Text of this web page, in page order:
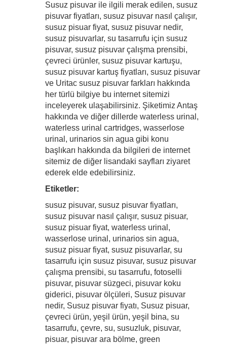
Susuz pisuvar ile ilgili merak edilen, susuz
pisuvar fiyatları, susuz pisuvar nasıl çalışır,
susuz pisuar fiyat, susuz pisuvar nedir,
susuz pisuvarlar, su tasarrufu için susuz
pisuvar, susuz pisuvar çalışma prensibi,
çevreci ürünler, susuz pisuvar kartuşu,
susuz pisuvar kartuş fiyatları, susuz pisuvar
ve Uritac susuz pisuvar farkları hakkında
her türlü bilgiye bu internet sitemizi
inceleyerek ulaşabilirsiniz. Şiketimiz Antaş
hakkında ve diğer dillerde waterless urinal,
waterless urinal cartridges, wasserlose
urinal, urinarios sin agua gibi konu
başlıkarı hakkında da bilgileri de internet
sitemiz de diğer lisandaki sayfları ziyaret
ederek elde edebilirsiniz.
Etiketler:
susuz pisuvar, susuz pisuvar fiyatları,
susuz pisuvar nasıl çalışır, susuz pisuar,
susuz pisuar fiyat, waterless urinal,
wasserlose urinal, urinarios sin agua,
susuz pisuar fiyat, susuz pisuvarlar, su
tasarrufu için susuz pisuvar, susuz pisuvar
çalışma prensibi, su tasarrufu, fotoselli
pisuvar, pisuvar süzgeci, pisuvar koku
giderici, pisuvar ölçüleri, Susuz pisuvar
nedir, Susuz pisuvar fiyatı, Susuz pisuar,
çevreci ürün, yeşil ürün, yeşil bina, su
tasarrufu, çevre, su, susuzluk, pisuvar,
pisuar, pisuvar ara bölme, green